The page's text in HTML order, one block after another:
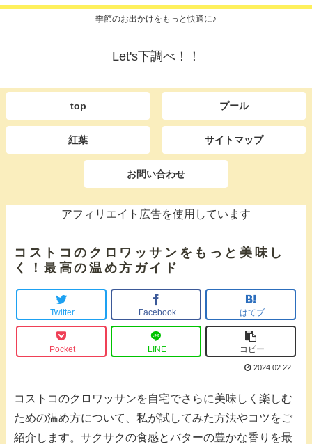
季節のお出かけをもっと快適に♪
Let's下調べ！！
top プール
紅葉 サイトマップ
お問い合わせ
アフィリエイト広告を使用しています
コストコのクロワッサンをもっと美味し
く！最高の温め方ガイド
Twitter Facebook はてブ
Pocket LINE コピー
2024.02.22
コストコのクロワッサンを自宅でさらに美味しく楽しむ
ための温め方について、私が試してみた方法やコツをご
紹介します。サクサクの食感とバターの豊かな香りを最